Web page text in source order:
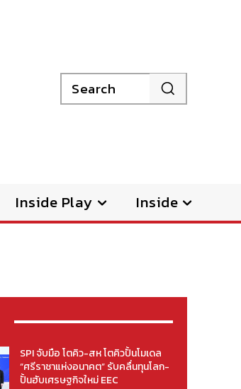
Search
Inside Play Inside
SPI จับมือ โตคิว-สห โตคิวปั้นโมเดล
“ศรีราชาแห่งอนาคต” รับคลื่นทุนโลก-
ปั้นฮับเศรษฐกิจใหม่ EEC